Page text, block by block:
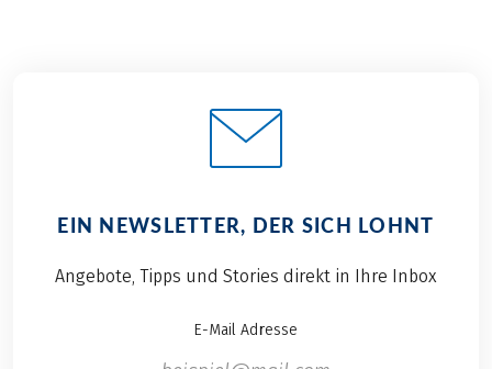
EIN NEWSLETTER, DER SICH LOHNT
Angebote, Tipps und Stories direkt in Ihre Inbox
E-Mail Adresse